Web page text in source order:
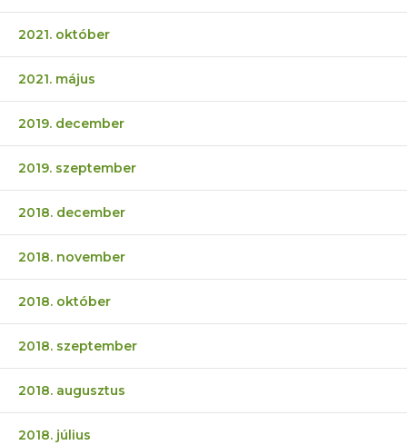
2021. október
2021. május
2019. december
2019. szeptember
2018. december
2018. november
2018. október
2018. szeptember
2018. augusztus
2018. július